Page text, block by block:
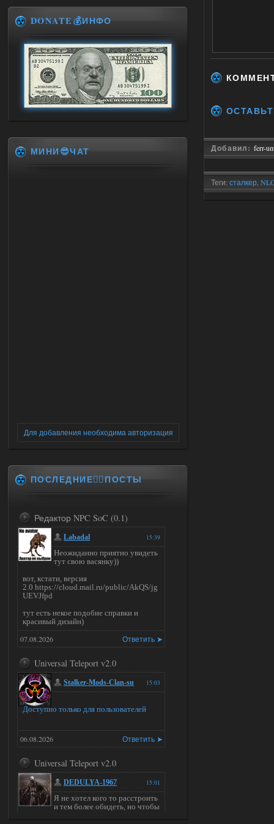
Добавил: ferr-
Теги: сталкер,
DONATE💰ИНФО
МИНИ😎ЧАТ
Для добавления необходима авторизация
ПОСЛЕДНИЕ✍🏻ПОСТЫ
Редактор NPC SoC (0.1)
15:39
Labadal
Неожиданно приятно увидеть
тут свою васянку))
вот, кстати, версия
2.0 https://cloud.mail.ru/public/AkQS/jg
UEVJfpd
тут есть некое подобие справки и
красивый дизайн)
Ответить ➤
07.08.2026
Universal Teleport v2.0
15:03
Stalker-Mods-Clan-su
Доступно только для пользователей
Ответить ➤
06.08.2026
Universal Teleport v2.0
15:01
DEDULYA-1967
Я не хотел кого то расстроить
и тем более обидеть, но чтобы